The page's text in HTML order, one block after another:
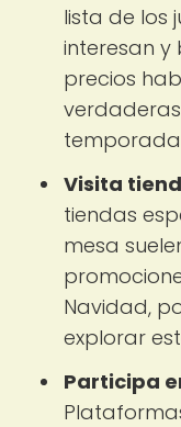
lista de los
interesan y
precios
Visita
tiendas
mesa
Navidad,
explorar
Participa